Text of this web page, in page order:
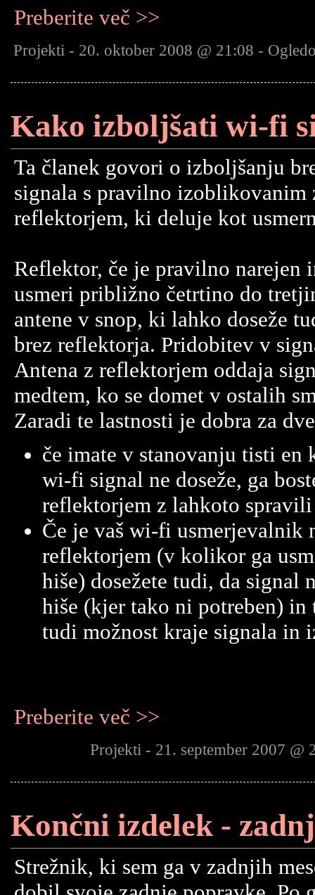
Preberite več >>
Projekti - 20. oktober 2008 @ 21:08 -
Kako izboljšati wi-fi
Ta članek govori o izboljšanju
signala s pravilno izoblikovanim
reflektorjem, ki deluje kot
Reflektor, če je pravilno narejen
usmeri približno četrtino do
antene v snop, ki lahko doseže
brez reflektorja. Pridobitev v
Antena z reflektorjem oddaja
medtem, ko se domet v ostalih
Zaradi te lastnosti je dobra za
če imate v stanovanju tisti en
wi-fi signal ne doseže, ga
reflektorjem z lahkoto
Če je vaš wi-fi usmerjevalnik
reflektorjem (v kolikor ga
hiše) dosežete tudi, da signal
hiše (kjer tako ni potreben) in
tudi možnost kraje signala in
Preberite več >>
Projekti - 21. september 2007 @
Končni izdelek -
Strežnik, ki sem ga v zadnjih